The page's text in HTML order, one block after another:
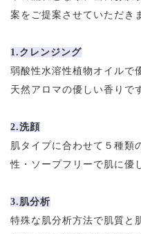
案をご提案させていただき
1.クレンジング
弱酸性水溶性植物オイルで
天然アロマの優しい香りで
2.洗顔
肌タイプに合わせて５種類
性・ソープフリーで肌に優
3.肌分析
特殊な肌分析方法で肌質と